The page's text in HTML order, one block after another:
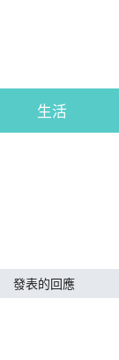
生活
發表的回應